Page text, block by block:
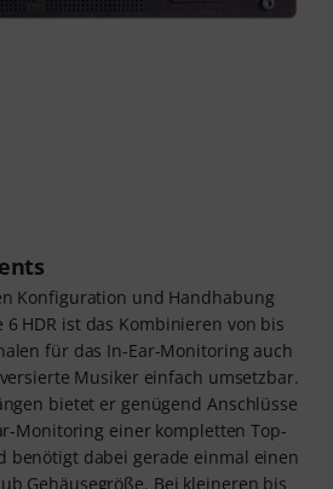
Konfiguration und Handhabung
6 HDR ist das Kombinieren von bis
für das In-Ear-Monitoring auch
Musiker einfach umsetzbar.
bietet er genügend Anschlüsse
Monitoring einer kompletten Top-
benötigt dabei gerade einmal einen
Gehäusegröße. Bei kleineren bis